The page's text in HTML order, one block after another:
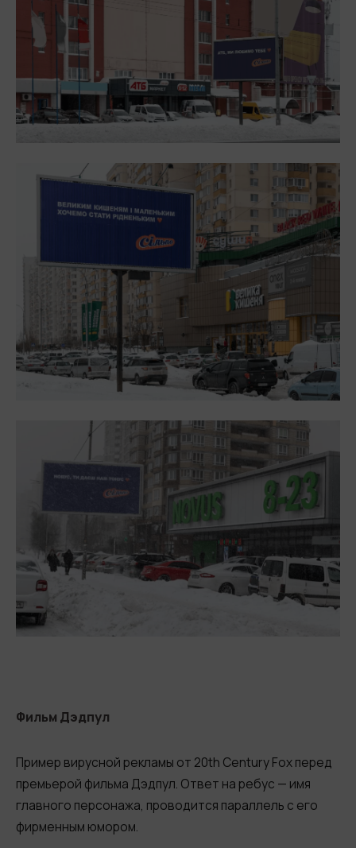
Фильм Дэдпул
Пример вирусной рекламы от 20th Century Fox перед
премьерой фильма Дэдпул. Ответ на ребус — имя
главного персонажа, проводится параллель с его
фирменным юмором.